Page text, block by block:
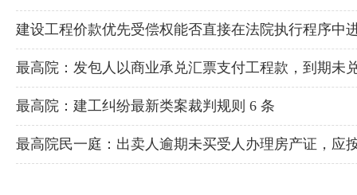
建设工程价款优先受偿权能否直接在法院执行程序中
最高院：发包人以商业承兑汇票支付工程款，到期未
最高院：建工纠纷最新类案裁判规则 6 条
最高院民一庭：出卖人逾期未买受人办理房产证，应